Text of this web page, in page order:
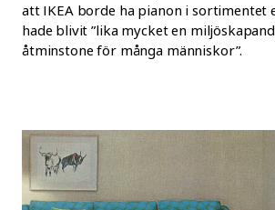
att IKEA borde ha pianon i sortimentet
hade blivit ”lika mycket en
åtminstone för många människor”.